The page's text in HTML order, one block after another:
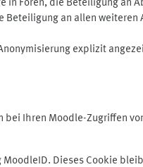
Foren, die Beteiligung an
an allen
explizit
Ihren Moodle-Zugriffen
Dieses Cookie